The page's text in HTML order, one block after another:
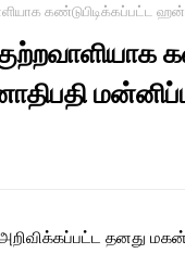
கண்டுபிடிக்கப்பட்ட
தனது